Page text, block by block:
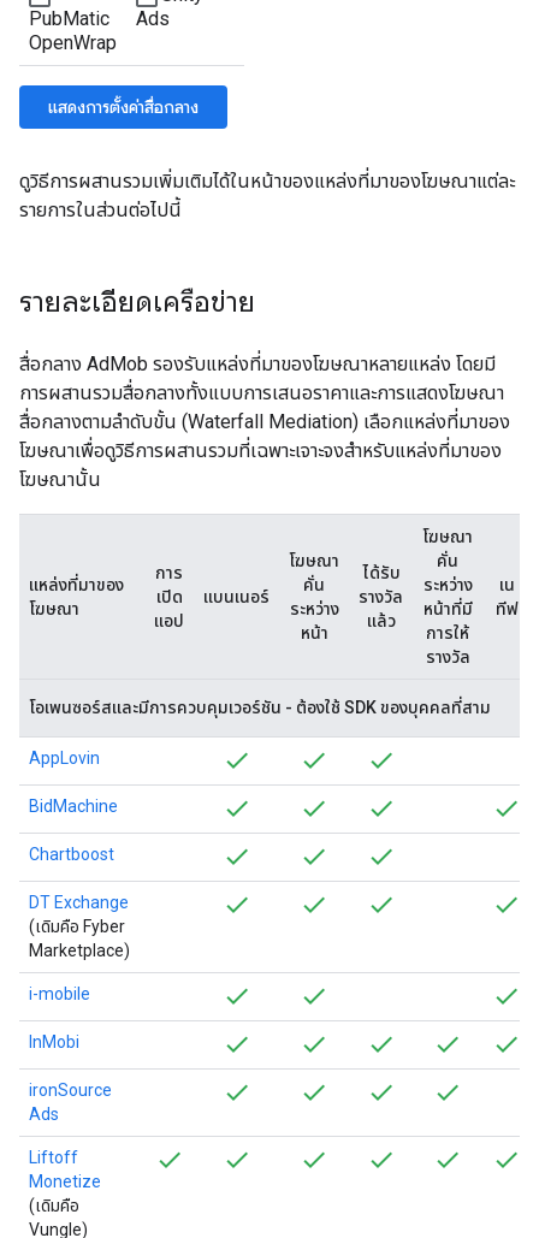
ดูวิธีการผสานรวมเพิ่มเติมได้ในหน้าของแหล่งที่มาของโฆษณาแต่ละ
รายการในส่วนต่อไปนี้
รายละเอียดเครือข่าย
สื่อกลาง AdMob รองรับแหล่งที่มาของโฆษณาหลายแหล่ง โดยมี
การผสานรวมสื่อกลางทั้งแบบการเสนอราคาและการแสดงโฆษณา
สื่อกลางตามลำดับขั้น (Waterfall Mediation) เลือกแหล่งที่มาของ
โฆษณาเพื่อดูวิธีการผสานรวมที่เฉพาะเจาะจงสำหรับแหล่งที่มาของ
โฆษณานั้น
แหล่งที่มาของ
โฆษณา
การ
เปิด
แอป
แบนเนอร์
โฆษณา
คั่น
ระหว่าง
หน้า
ได้รับ
รางวัล
แล้ว
โฆษณา
คั่น
ระหว่าง
หน้าที่มี
การให้
รางวัล
เน
ทีฟ
โอเพนซอร์สและมีการควบคุมเวอร์ชัน - ต้องใช้ SDK ของบุคคลที่สาม
AppLovin
BidMachine
Chartboost
DT Exchange
(เดิมคือ Fyber
Marketplace)
i-mobile
InMobi
ironSource
Ads
Liftoff
Monetize
(เดิมคือ
Vungle)